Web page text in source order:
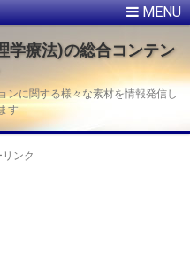
学療法)の総合コンテン
ンに関する様々な素材を情報発信し
す
ンク